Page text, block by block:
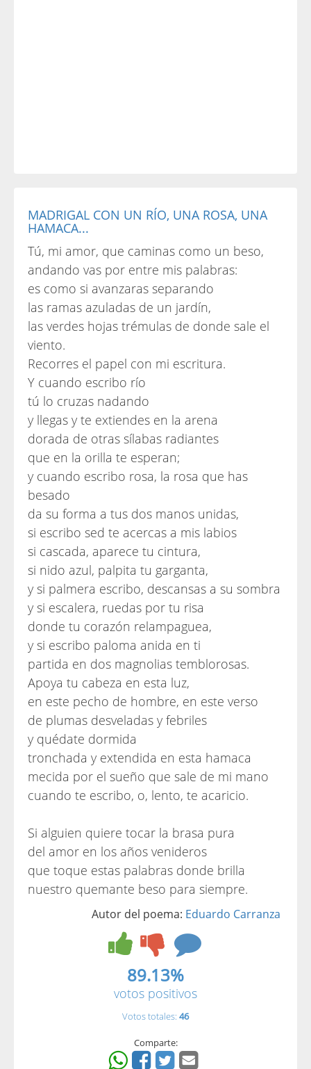
MADRIGAL CON UN RÍO, UNA ROSA, UNA
HAMACA...
Tú, mi amor, que caminas como un beso,
andando vas por entre mis palabras:
es como si avanzaras separando
las ramas azuladas de un jardín,
las verdes hojas trémulas de donde sale el
viento.
Recorres el papel con mi escritura.
Y cuando escribo río
tú lo cruzas nadando
y llegas y te extiendes en la arena
dorada de otras sílabas radiantes
que en la orilla te esperan;
y cuando escribo rosa, la rosa que has
besado
da su forma a tus dos manos unidas,
si escribo sed te acercas a mis labios
si cascada, aparece tu cintura,
si nido azul, palpita tu garganta,
y si palmera escribo, descansas a su sombra
y si escalera, ruedas por tu risa
donde tu corazón relampaguea,
y si escribo paloma anida en ti
partida en dos magnolias temblorosas.
Apoya tu cabeza en esta luz,
en este pecho de hombre, en este verso
de plumas desveladas y febriles
y quédate dormida
tronchada y extendida en esta hamaca
mecida por el sueño que sale de mi mano
cuando te escribo, o, lento, te acaricio.
Si alguien quiere tocar la brasa pura
del amor en los años venideros
que toque estas palabras donde brilla
nuestro quemante beso para siempre.
Autor del poema: Eduardo Carranza
89.13%
votos positivos
Votos totales: 46
Comparte: